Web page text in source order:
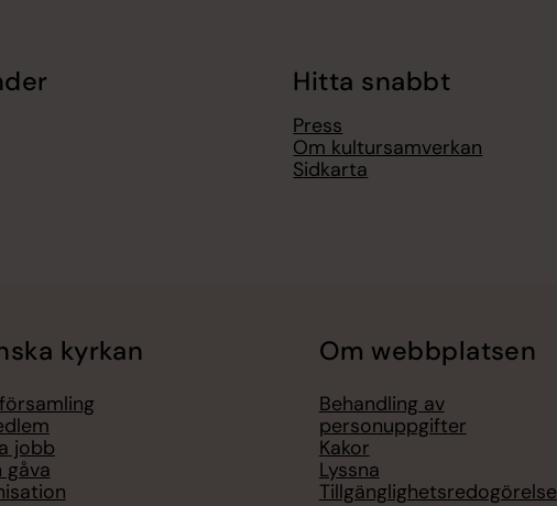
Hitta snabbt
Press
Om kultursamverkan
Sidkarta
kyrkan
jobb
gåva
Om webbplatsen
Behandling av
personuppgifter
Kakor
Lyssna
Tillgänglighetsredogörelse